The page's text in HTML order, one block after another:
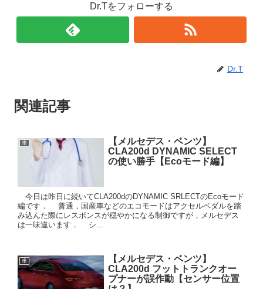
Dr.Tをフォローする
Dr.T
関連記事
車
【メルセデス・ベンツ】
CLA200d DYNAMIC SELECT
の使い勝手【Ecoモード編】
今日は昨日に続いてCLA200dのDYNAMIC SRLECTのEcoモード
編です． 普通，国産車などのエコモードはアクセルペダルを踏
み込んた際にレスポンスが穏やかになる制御ですが，メルセデス
は一味違います． シ...
車
【メルセデス・ベンツ】
CLA200d フットトランクオー
プナーが誤作動【センサー位置